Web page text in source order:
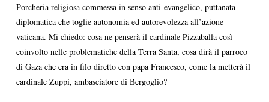
Porcheria religiosa commessa in senso anti-evangelico, puttanata
diplomatica che toglie autonomia ed autorevolezza all’azione
vaticana. Mi chiedo: cosa ne penserà il cardinale Pizzaballa così
coinvolto nelle problematiche della Terra Santa, cosa dirà il parroco
di Gaza che era in filo diretto con papa Francesco, come la metterà il
cardinale Zuppi, ambasciatore di Bergoglio?